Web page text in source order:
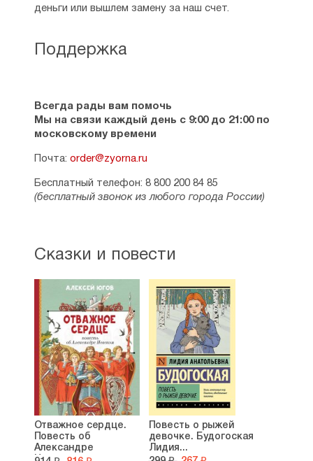
Поддержка
Всегда рады вам помочь
Мы на связи каждый день с 9:00 до 21:00 по
московскому времени
Почта: order@zyorna.ru
Бесплатный телефон: 8 800 200 84 85
(бесплатный звонок из любого города России)
деньги или вышлем замену за наш счет.
Сказки и повести
Отважное сердце.
Повесть об
Александре
Повесть о рыжей
девочке. Будогоская
Лидия...